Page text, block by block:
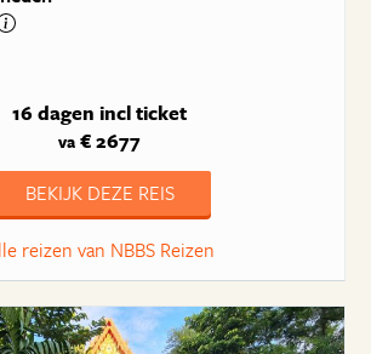
16 dagen incl ticket
va € 2677
BEKIJK DEZE REIS
reizen van NBBS Reizen